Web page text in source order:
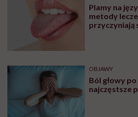
Plamy na
metody
przyczyniają
OBJAWY
Ból głowy
najczęstsze